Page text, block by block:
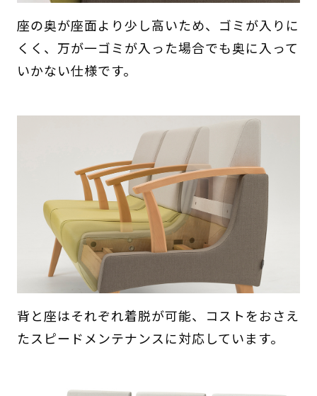
座の奥が座面より少し高いため、ゴミが入りに
くく、万が一ゴミが入った場合でも奥に入って
いかない仕様です。
背と座はそれぞれ着脱が可能、コストをおさえ
たスピードメンテナンスに対応しています。